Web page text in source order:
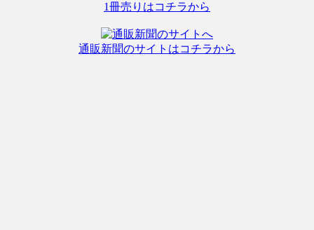
1冊売りはコチラから
通販新聞のサイトはコチラから